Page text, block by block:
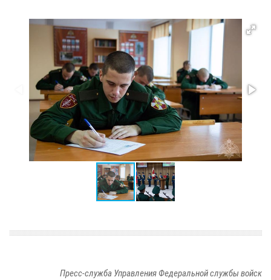
Пресс-служба Управления Федеральной службы войск